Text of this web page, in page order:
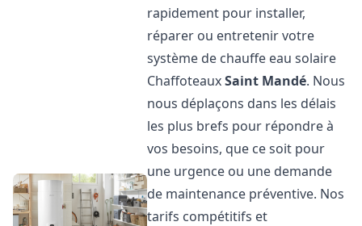
rapidement pour installer,
réparer ou entretenir votre
système de chauffe eau solaire
ChaffoteauxSaint Mandé. Nous
nous déplaçons dans les délais
les plus brefs pour répondre à
vos besoins, que ce soit pour
une urgence ou une demande
de maintenance préventive. Nos
tarifs compétitifs et